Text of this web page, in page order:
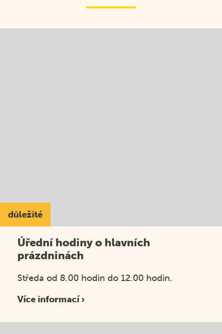
důležité
Úřední hodiny o hlavních
prázdninách
Středa od 8.00 hodin do 12.00 hodin.
Více informací ›